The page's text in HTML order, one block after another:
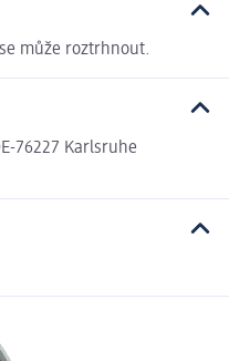
může roztrhnout.
76227 Karlsruhe